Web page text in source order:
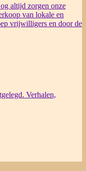
altijd zorgen onze
van lokale en
vrijwilligers en door de
Verhalen,